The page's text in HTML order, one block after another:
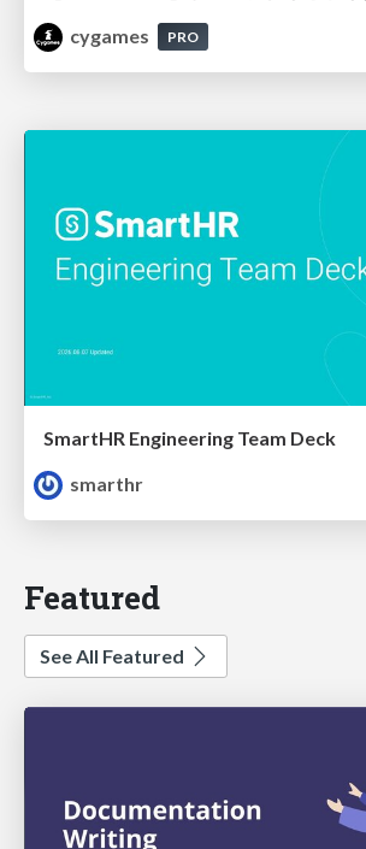
cygames
PRO
SmartHR Engineering Team Deck
smarthr
Featured
See All Featured